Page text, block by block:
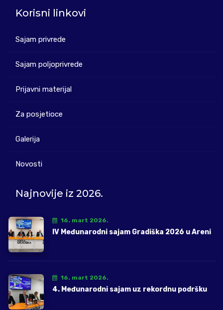
Korisni linkovi
Sajam privrede
Sajam poljoprivrede
Prijavni materijal
Za posjetioce
Galerija
Novosti
Najnovije iz 2026.
16. mart 2026.
IV Međunarodni sajam Gradiška 2026 u Areni
16. mart 2026.
4. Međunarodni sajam uz rekordnu podršku